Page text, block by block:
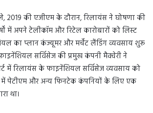
2019 की एजीएम के दौरान, रिलायंस ने घोषणा की
में अपने टेलीकॉम और रिटेल कारोबारों को लिस्ट
का प्लान कंज्यूमर और मर्चेंट लैंडिंग व्यवसाय शुरू
सर्विसेज की प्रमुख कंपनी मैक्वेरी ने
में रिलायंस के फाइनेंशियल सर्विसेज व्यवसाय को
में पेटीएम और अन्य फिनटेक कंपनियों के लिए एक
था।